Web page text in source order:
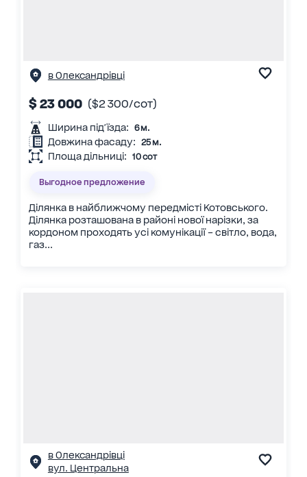
в Олександрівці
$ 23 000 ($2 300/сот)
Ширина під'їзда: 6 м.
Довжина фасаду: 25 м.
Площа дільниці: 10 сот
Выгодное предложение
Ділянка в найближчому передмісті Котовського.
Ділянка розташована в районі нової нарізки, за
кордоном проходять усі комунікації – світло, вода,
газ...
в Олександрівці
вул. Центральна